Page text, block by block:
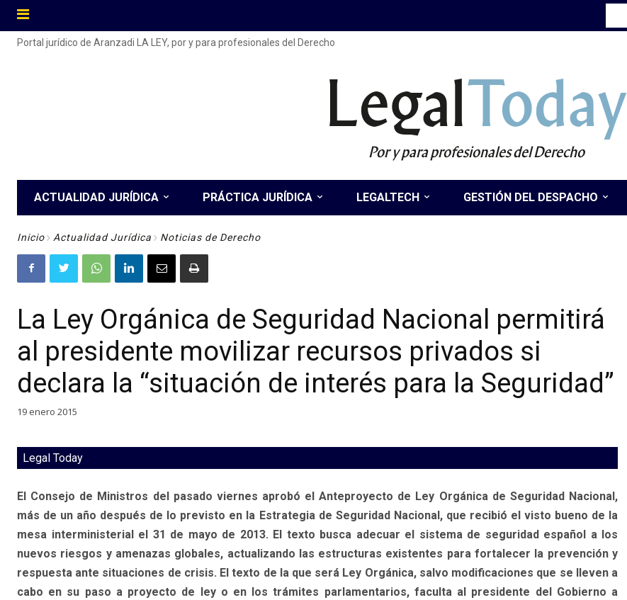
Portal jurídico de Aranzadi LA LEY, por y para profesionales del Derecho
LegalToday
Por y para profesionales del Derecho
ACTUALIDAD JURÍDICA PRÁCTICA JURÍDICA LEGALTECH GESTIÓN DEL DESPACHO
Inicio Actualidad Jurídica Noticias de Derecho
La Ley Orgánica de Seguridad Nacional permitirá
al presidente movilizar recursos privados si
declara la “situación de interés para la Seguridad”
19 enero 2015
Legal Today
El Consejo de Ministros del pasado viernes aprobó el Anteproyecto de Ley Orgánica de Seguridad Nacional,
más de un año después de lo previsto en la Estrategia de Seguridad Nacional, que recibió el visto bueno de la
mesa interministerial el 31 de mayo de 2013. El texto busca adecuar el sistema de seguridad español a los
nuevos riesgos y amenazas globales, actualizando las estructuras existentes para fortalecer la prevención y
respuesta ante situaciones de crisis. El texto de la que será Ley Orgánica, salvo modificaciones que se lleven a
cabo en su paso a proyecto de ley o en los trámites parlamentarios, faculta al presidente del Gobierno a